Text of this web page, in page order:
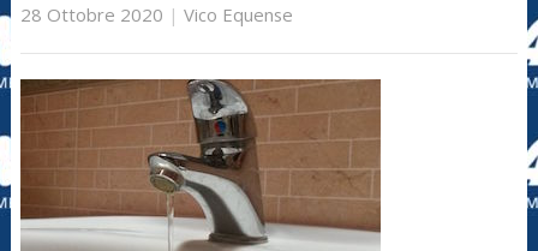
28 Ottobre 2020 | Vico Equense